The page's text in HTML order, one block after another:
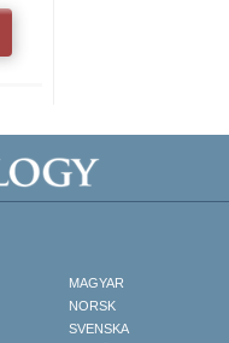
MAGYAR
NORSK
SVENSKA